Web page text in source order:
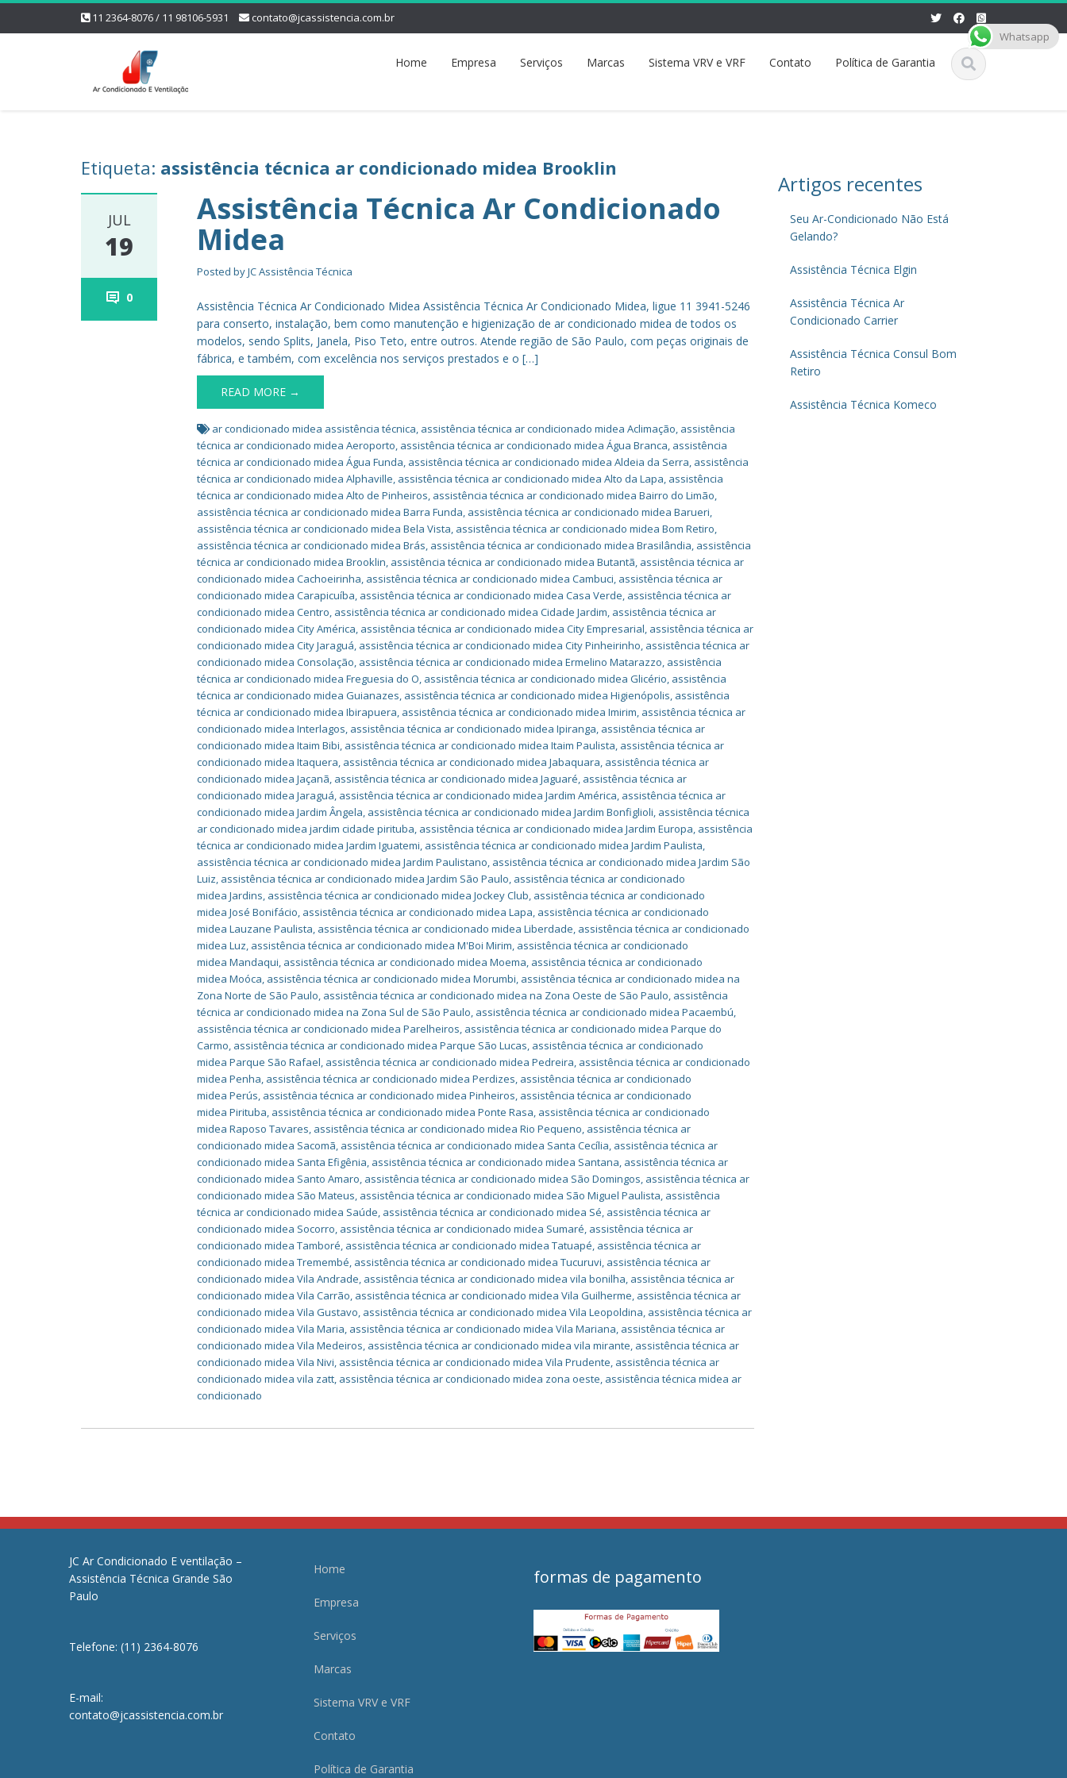
11 2364-8076 / 11 98106-5931 contato@jcassistencia.com.br
Home Empresa Serviços Marcas Sistema VRV e VRF Contato Política de Garantia
Etiqueta: assistência técnica ar condicionado midea Brooklin
JUL
19
0
Assistência Técnica Ar Condicionado
Midea
Posted byJC Assistência Técnica
Assistência Técnica Ar Condicionado Midea Assistência Técnica Ar Condicionado Midea, ligue 11 3941-5246
para conserto, instalação, bem como manutenção e higienização de ar condicionado midea de todos os
modelos, sendo Splits, Janela, Piso Teto, entre outros. Atende região de São Paulo, com peças originais de
fábrica, e também, com excelência nos serviços prestados e o […]
READ MORE →
ar condicionado midea assistência técnica, assistência técnica ar condicionado midea Aclimação, assistência
técnica ar condicionado midea Aeroporto, assistência técnica ar condicionado midea Água Branca, assistência
técnica ar condicionado midea Água Funda, assistência técnica ar condicionado midea Aldeia da Serra, assistência
técnica ar condicionado midea Alphaville, assistência técnica ar condicionado midea Alto da Lapa, assistência
técnica ar condicionado midea Alto de Pinheiros, assistência técnica ar condicionado midea Bairro do Limão,
assistência técnica ar condicionado midea Barra Funda, assistência técnica ar condicionado midea Barueri,
assistência técnica ar condicionado midea Bela Vista, assistência técnica ar condicionado midea Bom Retiro,
assistência técnica ar condicionado midea Brás, assistência técnica ar condicionado midea Brasilândia, assistência
técnica ar condicionado midea Brooklin, assistência técnica ar condicionado midea Butantã, assistência técnica ar
condicionado midea Cachoeirinha, assistência técnica ar condicionado midea Cambuci, assistência técnica ar
condicionado midea Carapicuíba, assistência técnica ar condicionado midea Casa Verde, assistência técnica ar
condicionado midea Centro, assistência técnica ar condicionado midea Cidade Jardim, assistência técnica ar
condicionado midea City América, assistência técnica ar condicionado midea City Empresarial, assistência técnica ar
condicionado midea City Jaraguá, assistência técnica ar condicionado midea City Pinheirinho, assistência técnica ar
condicionado midea Consolação, assistência técnica ar condicionado midea Ermelino Matarazzo, assistência
técnica ar condicionado midea Freguesia do O, assistência técnica ar condicionado midea Glicério, assistência
técnica ar condicionado midea Guianazes, assistência técnica ar condicionado midea Higienópolis, assistência
técnica ar condicionado midea Ibirapuera, assistência técnica ar condicionado midea Imirim, assistência técnica ar
condicionado midea Interlagos, assistência técnica ar condicionado midea Ipiranga, assistência técnica ar
condicionado midea Itaim Bibi, assistência técnica ar condicionado midea Itaim Paulista, assistência técnica ar
condicionado midea Itaquera, assistência técnica ar condicionado midea Jabaquara, assistência técnica ar
condicionado midea Jaçanã, assistência técnica ar condicionado midea Jaguaré, assistência técnica ar
condicionado midea Jaraguá, assistência técnica ar condicionado midea Jardim América, assistência técnica ar
condicionado midea Jardim Ângela, assistência técnica ar condicionado midea Jardim Bonfiglioli, assistência técnica
ar condicionado midea jardim cidade pirituba, assistência técnica ar condicionado midea Jardim Europa, assistência
técnica ar condicionado midea Jardim Iguatemi, assistência técnica ar condicionado midea Jardim Paulista,
assistência técnica ar condicionado midea Jardim Paulistano, assistência técnica ar condicionado midea Jardim São
Luiz, assistência técnica ar condicionado midea Jardim São Paulo, assistência técnica ar condicionado
midea Jardins, assistência técnica ar condicionado midea Jockey Club, assistência técnica ar condicionado
midea José Bonifácio, assistência técnica ar condicionado midea Lapa, assistência técnica ar condicionado
midea Lauzane Paulista, assistência técnica ar condicionado midea Liberdade, assistência técnica ar condicionado
midea Luz, assistência técnica ar condicionado midea M'Boi Mirim, assistência técnica ar condicionado
midea Mandaqui, assistência técnica ar condicionado midea Moema, assistência técnica ar condicionado
midea Moóca, assistência técnica ar condicionado midea Morumbi, assistência técnica ar condicionado midea na
Zona Norte de São Paulo, assistência técnica ar condicionado midea na Zona Oeste de São Paulo, assistência
técnica ar condicionado midea na Zona Sul de São Paulo, assistência técnica ar condicionado midea Pacaembú,
assistência técnica ar condicionado midea Parelheiros, assistência técnica ar condicionado midea Parque do
Carmo, assistência técnica ar condicionado midea Parque São Lucas, assistência técnica ar condicionado
midea Parque São Rafael, assistência técnica ar condicionado midea Pedreira, assistência técnica ar condicionado
midea Penha, assistência técnica ar condicionado midea Perdizes, assistência técnica ar condicionado
midea Perús, assistência técnica ar condicionado midea Pinheiros, assistência técnica ar condicionado
midea Pirituba, assistência técnica ar condicionado midea Ponte Rasa, assistência técnica ar condicionado
midea Raposo Tavares, assistência técnica ar condicionado midea Rio Pequeno, assistência técnica ar
condicionado midea Sacomã, assistência técnica ar condicionado midea Santa Cecília, assistência técnica ar
condicionado midea Santa Efigênia, assistência técnica ar condicionado midea Santana, assistência técnica ar
condicionado midea Santo Amaro, assistência técnica ar condicionado midea São Domingos, assistência técnica ar
condicionado midea São Mateus, assistência técnica ar condicionado midea São Miguel Paulista, assistência
técnica ar condicionado midea Saúde, assistência técnica ar condicionado midea Sé, assistência técnica ar
condicionado midea Socorro, assistência técnica ar condicionado midea Sumaré, assistência técnica ar
condicionado midea Tamboré, assistência técnica ar condicionado midea Tatuapé, assistência técnica ar
condicionado midea Tremembé, assistência técnica ar condicionado midea Tucuruvi, assistência técnica ar
condicionado midea Vila Andrade, assistência técnica ar condicionado midea vila bonilha, assistência técnica ar
condicionado midea Vila Carrão, assistência técnica ar condicionado midea Vila Guilherme, assistência técnica ar
condicionado midea Vila Gustavo, assistência técnica ar condicionado midea Vila Leopoldina, assistência técnica ar
condicionado midea Vila Maria, assistência técnica ar condicionado midea Vila Mariana, assistência técnica ar
condicionado midea Vila Medeiros, assistência técnica ar condicionado midea vila mirante, assistência técnica ar
condicionado midea Vila Nivi, assistência técnica ar condicionado midea Vila Prudente, assistência técnica ar
condicionado midea vila zatt, assistência técnica ar condicionado midea zona oeste, assistência técnica midea ar
condicionado
Artigos recentes
Seu Ar-Condicionado Não Está
Gelando?
Assistência Técnica Elgin
Assistência Técnica Ar
Condicionado Carrier
Assistência Técnica Consul Bom
Retiro
Assistência Técnica Komeco
JC Ar Condicionado E ventilação –
Assistência Técnica Grande São
Paulo
Telefone: (11) 2364-8076
E-mail:
contato@jcassistencia.com.br
Home
Empresa
Serviços
Marcas
Sistema VRV e VRF
Contato
Política de Garantia
formas de pagamento
Whatsapp